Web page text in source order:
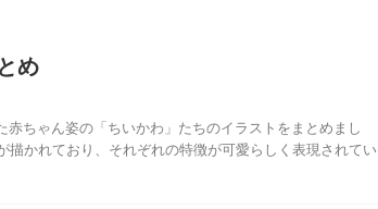
め
ちゃん姿の「ちいかわ」たちのイラストをまとめまし
描かれており、それぞれの特徴が可愛らしく表現されてい